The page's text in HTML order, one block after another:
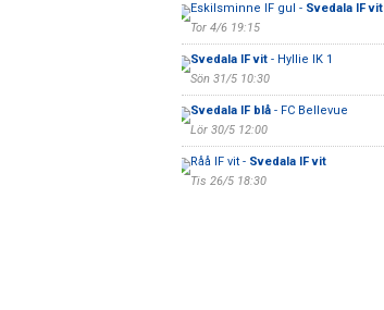
Eskilsminne IF gul - Svedala IF vit
Tor 4/6 19:15
Svedala IF vit- Hyllie IK 1
Sön 31/5 10:30
Svedala IF blå- FC Bellevue
Lör 30/5 12:00
Råå IF vit - Svedala IF vit
Tis 26/5 18:30